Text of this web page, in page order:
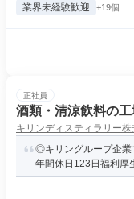
業界未経験歓迎 +19個
正社員
酒類・清涼飲料の
キリンディスティラリー株
◎キリングループ企業
年間休日123日福利厚